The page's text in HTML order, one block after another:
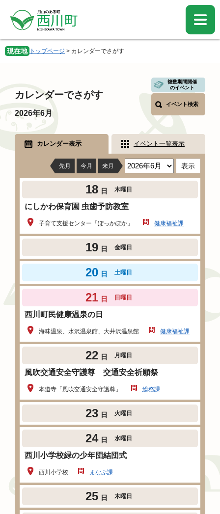
先
頭
を
飛
現在地 トップページ > カレンダーでさがす
文
カレンダーでさがす
複数期間開催
のイベント
イベント検索
2026年6月
カレンダー表示 イベント一覧表示
先月 今月 来月
18 日 木曜日
にしかわ保育園 虫歯予防教室
子育て支援センター「ぽっかぽか」 健康福祉課
19 日 金曜日
20 日 土曜日
21 日 日曜日
西川町民健康温泉の日
海味温泉、水沢温泉館、大井沢温泉館 健康福祉課
22 日 月曜日
風吹交通安全守護尊 交通安全祈願祭
本道寺「風吹交通安全守護尊」 総務課
23 日 火曜日
24 日 水曜日
西川小学校緑の少年団結団式
西川小学校 まなぶ課
25 日 木曜日